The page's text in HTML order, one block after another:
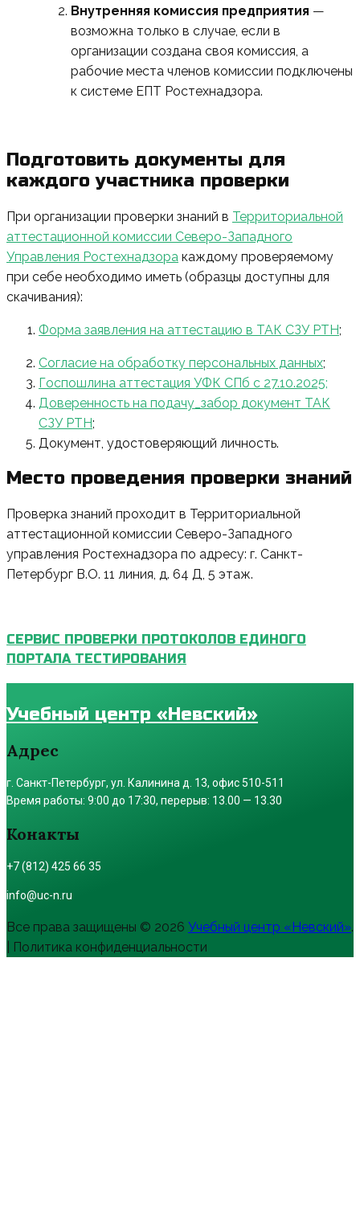
Внутренняя комиссия предприятия —
возможна только в случае, если в
организации создана своя комиссия, а
рабочие места членов комиссии подключены
к системе ЕПТ Ростехнадзора.
Подготовить документы для
каждого участника проверки
При организации проверки знаний в Территориальной
аттестационной комиссии Северо-Западного
Управления Ростехнадзора каждому проверяемому
при себе необходимо иметь (образцы доступны для
скачивания):
Форма заявления на аттестацию в ТАК СЗУ РТН;
Согласие на обработку персональных данных;
Госпошлина аттестация УФК СПб с 27.10.2025;
Доверенность на подачу_забор документ ТАК
СЗУ РТН;
Документ, удостоверяющий личность.
Место проведения проверки знаний
Проверка знаний проходит в Территориальной
аттестационной комиссии Северо-Западного
управления Ростехнадзора по адресу: г. Санкт-
Петербург В.О. 11 линия, д. 64 Д, 5 этаж.
СЕРВИС ПРОВЕРКИ ПРОТОКОЛОВ ЕДИНОГО
ПОРТАЛА ТЕСТИРОВАНИЯ
Учебный центр «Невский»
Адрес
г. Санкт-Петербург, ул. Калинина д. 13, офис 510-511
Время работы: 9:00 до 17:30, перерыв: 13.00 — 13.30
Конакты
+7 (812) 425 66 35
info@uc-n.ru
Все права защищены © 2026 Учебный центр «Невский».
| Политика конфиденциальности